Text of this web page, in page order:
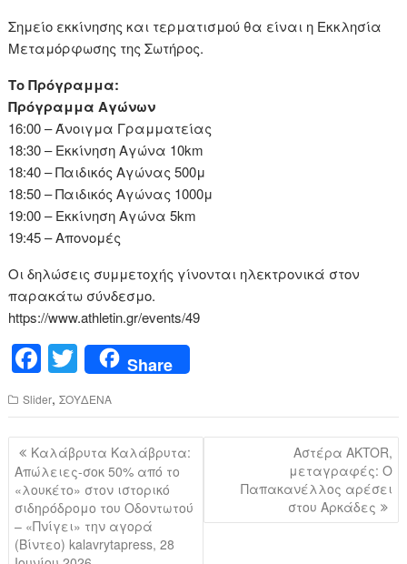
Σημείο εκκίνησης και τερματισμού θα είναι η Εκκλησία
Μεταμόρφωσης της Σωτήρος.
Το Πρόγραμμα:
Πρόγραμμα Αγώνων
16:00 – Άνοιγμα Γραμματείας
18:30 – Εκκίνηση Αγώνα 10km
18:40 – Παιδικός Αγώνας 500μ
18:50 – Παιδικός Αγώνας 1000μ
19:00 – Εκκίνηση Αγώνα 5km
19:45 – Απονομές
Οι δηλώσεις συμμετοχής γίνονται ηλεκτρονικά στον
παρακάτω σύνδεσμο.
https://www.athletin.gr/events/49
F
a
c
e
b
o
o
T
wi
tt
er
Share
Slider,ΣΟΥΔΕΝΑ
Πλοήγηση
άρθρων
Καλάβρυτα Καλάβρυτα:
Απώλειες-σοκ 50% από το
«λουκέτο» στον ιστορικό
σιδηρόδρομο του Οδοντωτού
– «Πνίγει» την αγορά
(Βίντεο) kalavrytapress, 28
Αστέρα AKTOR,
μεταγραφές: Ο
Παπακανέλλος αρέσει
στου Αρκάδες